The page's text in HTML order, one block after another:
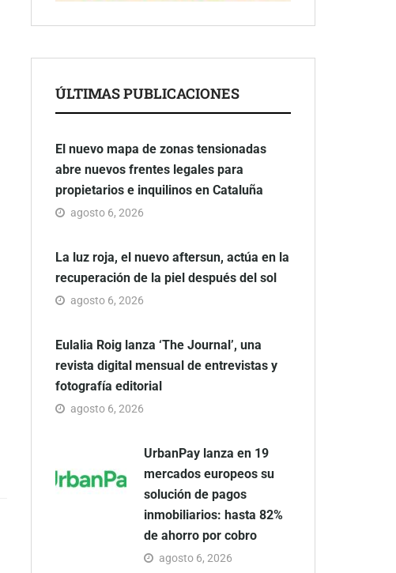
ÚLTIMAS PUBLICACIONES
El nuevo mapa de zonas tensionadas
abre nuevos frentes legales para
propietarios e inquilinos en Cataluña
agosto 6, 2026
La luz roja, el nuevo aftersun, actúa en la
recuperación de la piel después del sol
agosto 6, 2026
Eulalia Roig lanza ‘The Journal’, una
revista digital mensual de entrevistas y
fotografía editorial
agosto 6, 2026
UrbanPay lanza en 19
mercados europeos su
solución de pagos
inmobiliarios: hasta 82%
de ahorro por cobro
agosto 6, 2026